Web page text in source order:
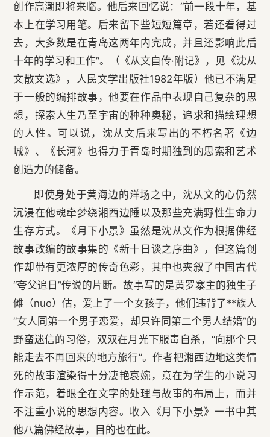
创作高潮即将来临。他后来回忆说：“前一段十年，基
本上在学习用笔。后来留下些短短篇章，若还看得过
去，大多数是在青岛这两年内完成，并且还影响此后
十年的学习和工作”。（《从文自传·附记》，见《沈从
文散文选》，人民文学出版社1982年版）他已不满足
于一般的编排故事，他要在作品中表现自己复杂的思
想，探索人生乃至宇宙的种种奥秘，追求和描绘理想
的人性。可以说，沈从文后来写出的不朽名著《边
城》、《长河》也得力于青岛时期独到的思索和艺术
创造力的储备。
即使身处于黄海边的洋场之中，沈从文的心仍然
沉浸在他魂牵梦绕湘西边陲以及那些充满野性生命力
生存方式。《月下小景》虽然是沈从文作为根据佛经
故事改编的故事集的《新十日谈之序曲》，但这篇创
作却带有更浓厚的传奇色彩，其中也夹叙了中国古代
“夸父追日”传说的片断。故事写的是黄罗寨主的独生子
傩（nuo）估，爱上了一个女孩子，他们违背了**族人
“女人同第一个男子恋爱，却只许同第二个男人结婚”的
野蛮迷信的习俗，双双在月光下服毒自杀，“向那个只
能走去不再回来的地方旅行”。作者把湘西边地这类情
死的故事渲染得十分凄艳哀婉，意在为学生的小说习
作示范，着眼全在文字的处理与故事的布局上，而并
不注重小说的思想内容。收入《月下小景》一书中其
他八篇佛经故事，目的也在此。